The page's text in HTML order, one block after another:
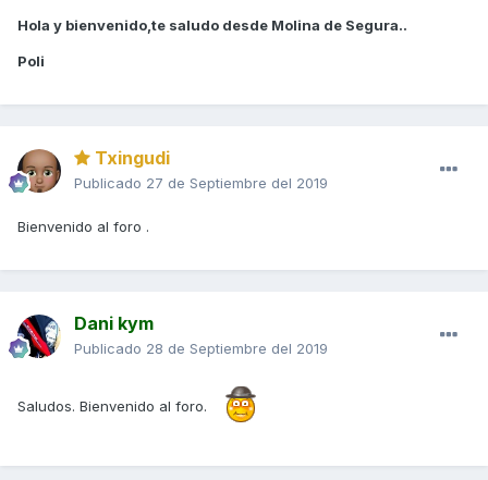
Hola y bienvenido,te saludo desde Molina de Segura..
Poli
Txingudi
Publicado 27 de Septiembre del 2019
Bienvenido al foro .
Dani kym
Publicado 28 de Septiembre del 2019
Saludos. Bienvenido al foro.